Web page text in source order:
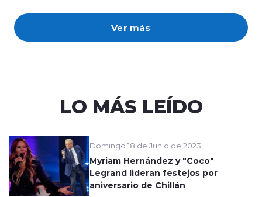
Ver más
LO MÁS LEÍDO
Domingo 18 de Junio de 2023
Myriam Hernández y "Coco"
Legrand lideran festejos por
aniversario de Chillán